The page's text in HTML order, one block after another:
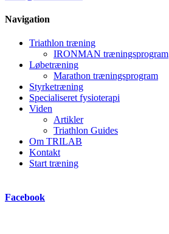
Navigation
Triathlon træning
IRONMAN træningsprogram
Løbetræning
Marathon træningsprogram
Styrketræning
Specialiseret fysioterapi
Viden
Artikler
Triathlon Guides
Om TRILAB
Kontakt
Start træning
Facebook